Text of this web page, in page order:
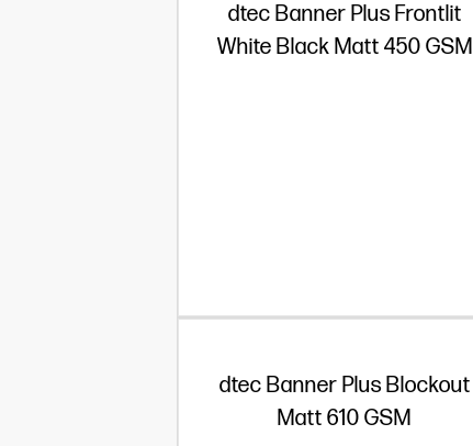
dtec Banner Plus Frontlit
White Black Matt 450 GSM
dtec Banner Plus Blockout
Matt 610 GSM